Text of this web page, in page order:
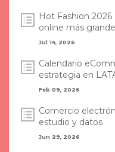
Hot Fashion
online más grande
Jul 14, 2026
Calendario
estrategia en
Feb 09, 2026
Comercio
estudio y datos
Jun 29, 2026